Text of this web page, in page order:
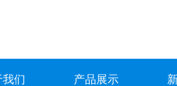
我们 产品展示